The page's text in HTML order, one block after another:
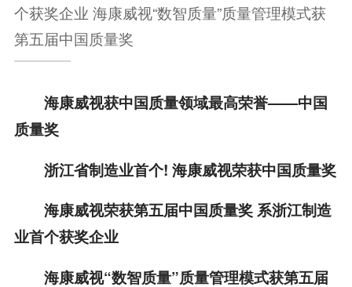
个获奖企业 海康威视“数智质量”质量管理模式获
第五届中国质量奖
海康威视获中国质量领域最高荣誉——中国
质量奖
浙江省制造业首个! 海康威视荣获中国质量奖
海康威视荣获第五届中国质量奖 系浙江制造
业首个获奖企业
海康威视“数智质量”质量管理模式获第五届